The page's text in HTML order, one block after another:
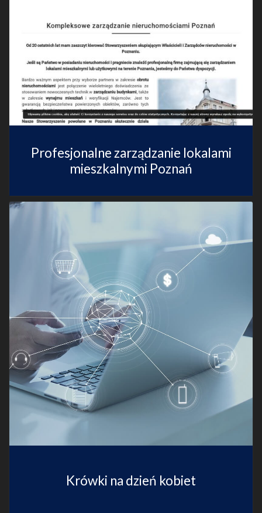
Profesjonalne zarządzanie lokalami
mieszkalnymi Poznań
Krówki na dzień kobiet